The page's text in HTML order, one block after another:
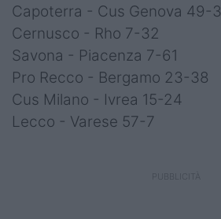
Capoterra - Cus Genova 49-3
Cernusco - Rho 7-32
Savona - Piacenza 7-61
Pro Recco - Bergamo 23-38
Cus Milano - Ivrea 15-24
Lecco - Varese 57-7